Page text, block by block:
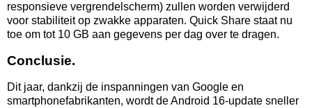
responsieve vergrendelscherm) zullen worden verwijderd
voor stabiliteit op zwakke apparaten. Quick Share staat nu
toe om tot 10 GB aan gegevens per dag over te dragen.
Conclusie.
Dit jaar, dankzij de inspanningen van Google en
smartphonefabrikanten, wordt de Android 16-update sneller